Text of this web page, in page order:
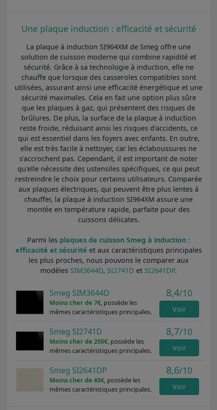
Une plaque induction : efficacité et sécurité
La plaque à induction SI964XM de Smeg offre une
solution de cuisson moderne qui combine rapidité et
sécurité. Grâce à sa technologie à induction, elle ne
chauffe que lorsque des casseroles compatibles sont
utilisées, assurant ainsi une efficacité énergétique et une
sécurité maximales. Cela en fait une option plus sûre
que les plaques à gaz, qui présentent des risques de
brûlures. De plus, la surface de la plaque à induction
reste froide, réduisant ainsi les risques d'accidents, ce
qui est essentiel dans les foyers avec enfants. En outre,
elle est très facile à nettoyer, car les éclaboussures ne
s'accrochent pas. Cependant, il est important de noter
qu'elle nécessite des ustensiles spécifiques, ce qui peut
restreindre le choix pour certains utilisateurs. Comparée
aux plaques électriques, qui peuvent être plus lentes à
chauffer, la plaque à induction SI964XM assure une
montée en température rapide, parfaite pour des
cuissons délicates.
Parmi les plaques de cuisson Smeg à induction :
efficacité et sécurité et aux caractéristiques principales
les plus proches, nous pouvons le comparer aux
modèles SIM3644D, SI2741D et SI2641DP.
Smeg SIM3644D
Moins cher de 7€, possède les
mêmes caractéristiques principales.
8,4/10
Voir
Smeg SI2741D
Moins cher de 250€, possède les
mêmes caractéristiques principales.
8,7/10
Voir
Smeg SI2641DP
Moins cher de 65€, possède les
mêmes caractéristiques principales.
8,6/10
Voir